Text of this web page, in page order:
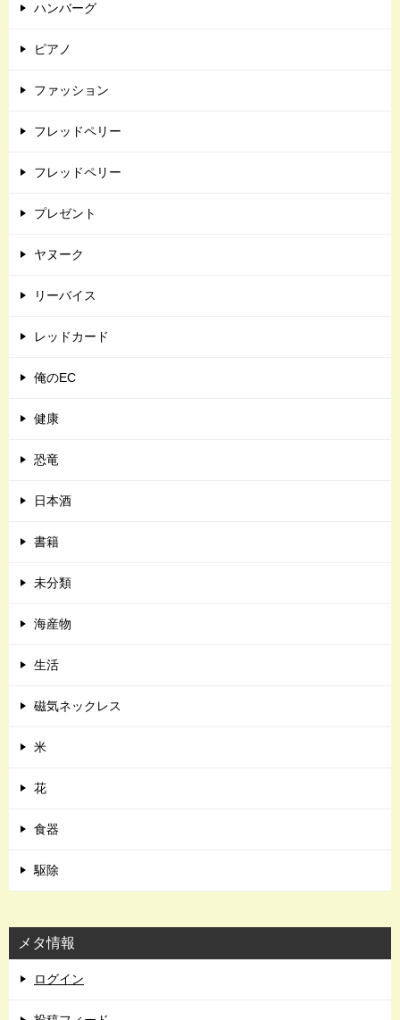
ハンバーグ
ピアノ
ファッション
フレッドペリー
フレッドペリー
プレゼント
ヤヌーク
リーバイス
レッドカード
俺のEC
健康
恐竜
日本酒
書籍
未分類
海産物
生活
磁気ネックレス
米
花
食器
駆除
メタ情報
ログイン